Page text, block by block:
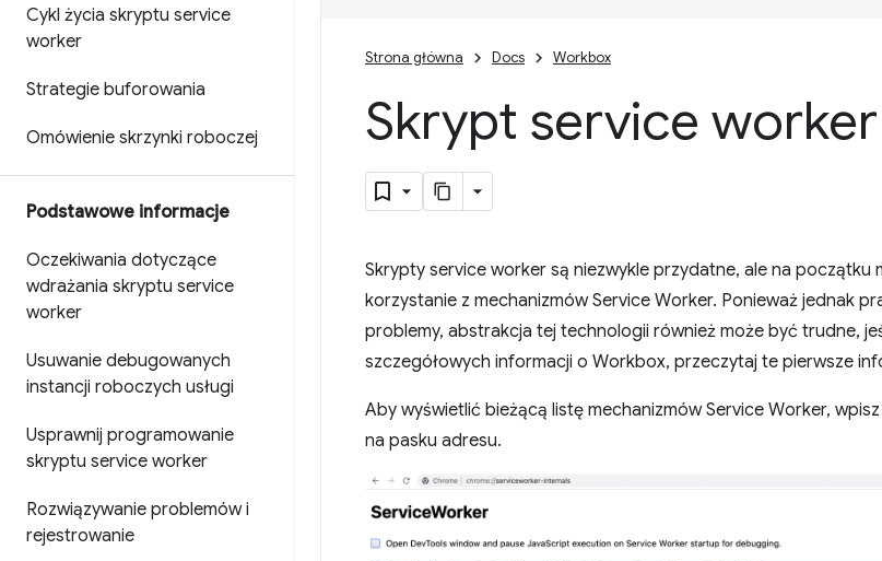
Cykl życia skryptu service
worker
Strategie buforowania
Omówienie skrzynki roboczej
Podstawowe informacje
Oczekiwania dotyczące
wdrażania skryptu service
worker
Usuwanie debugowanych
instancji roboczych usługi
Usprawnij programowanie
skryptu service worker
Rozwiązywanie problemów i
rejestrowanie
Strona główna Docs Workbox
Skrypt service
Skrypty service worker są niezwykle przydatne, ale na
korzystanie z mechanizmów Service Worker. Ponieważ jednak
problemy, abstrakcja tej technologii również może być trudne,
szczegółowych informacji o Workbox, przeczytaj te pierwsze
Aby wyświetlić bieżącą listę mechanizmów Service Worker, wpisz
na pasku adresu.